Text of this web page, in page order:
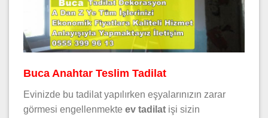
Buca Anahtar Teslim Tadilat
Evinizde bu tadilat yapılırken eşyalarınızın zarar
görmesi engellenmekte ev tadilat işi sizin